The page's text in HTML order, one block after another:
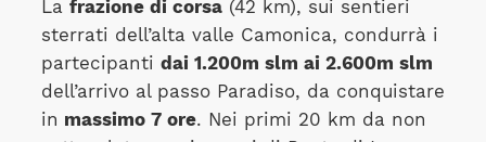
La frazione di corsa(42 km), sui sentieri
sterrati dell’alta valle Camonica, condurrà i
partecipanti dai 1.200m slm ai 2.600m slm
dell’arrivo al passo Paradiso, da conquistare
in massimo 7 ore. Nei primi 20 km da non